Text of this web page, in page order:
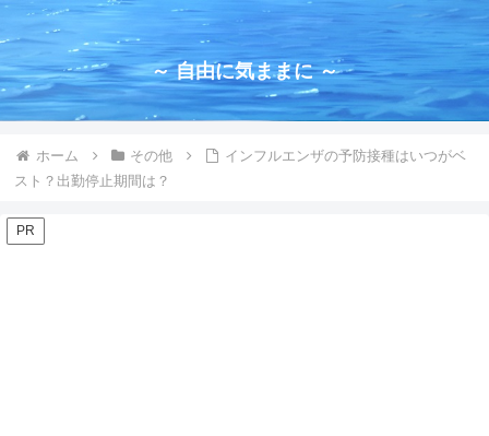
～ 自由に気ままに ～
ホーム その他
インフルエンザの予防接種はいつがベ
スト？出勤停止期間は？
PR